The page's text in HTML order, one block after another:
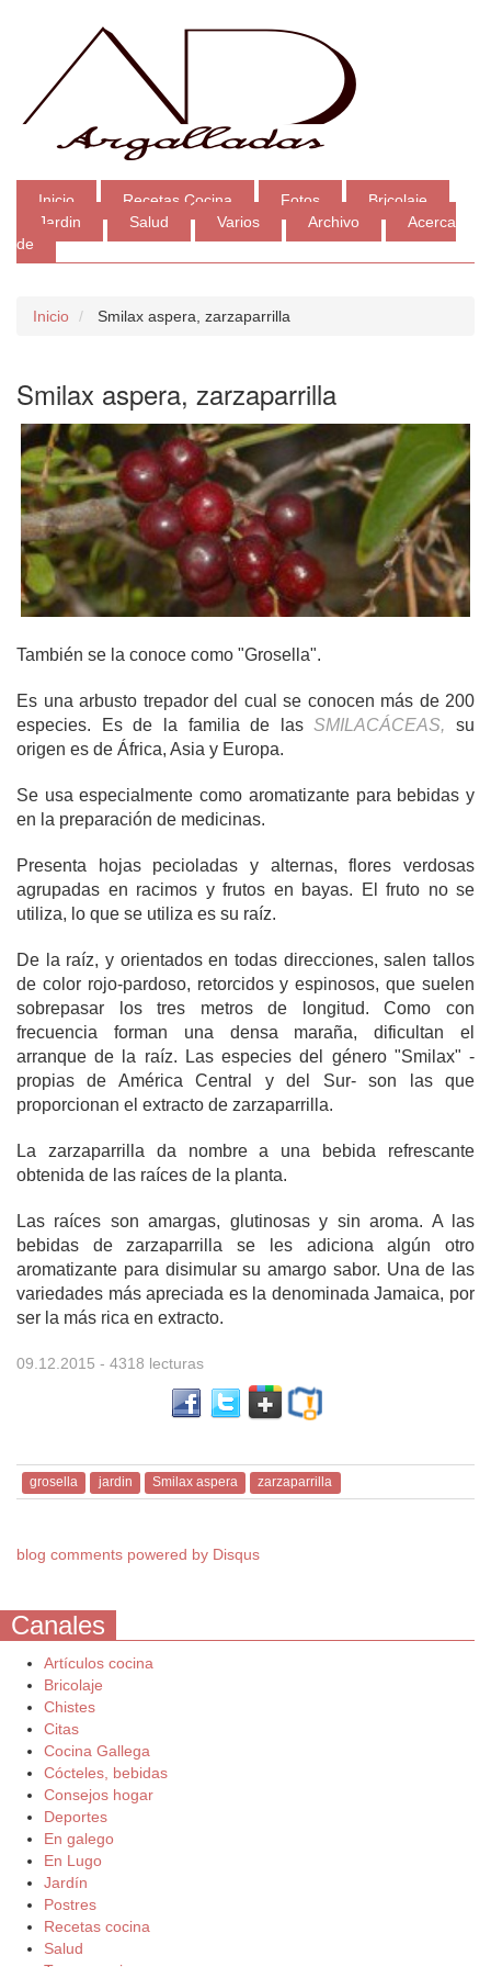
Inicio Recetas Cocina Fotos
Bricolaje
Jardin
Salud Varios Archivo
Acerca
de
Inicio Smilax aspera, zarzaparrilla
Smilax aspera, zarzaparrilla
También se la conoce como "Grosella".
Es una arbusto trepador del cual se conocen más de 200
especies. Es de la familia de lasSMILACÁCEAS, su
origen es de África, Asia y Europa.
Se usa especialmente como aromatizante para bebidas y
en la preparación de medicinas.
Presenta hojas pecioladas y alternas, flores verdosas
agrupadas en racimos y frutos en bayas. El fruto no se
utiliza, lo que se utiliza es su raíz.
De la raíz, y orientados en todas direcciones, salen tallos
de color rojo-pardoso, retorcidos y espinosos, que suelen
sobrepasar los tres metros de longitud. Como con
frecuencia forman una densa maraña, dificultan el
arranque de la raíz. Las especies del género "Smilax" -
propias de América Central y del Sur- son las que
proporcionan el extracto de zarzaparrilla.
La zarzaparrilla da nombre a una bebida refrescante
obtenida de las raíces de la planta.
Las raíces son amargas, glutinosas y sin aroma. A las
bebidas de zarzaparrilla se les adiciona algún otro
aromatizante para disimular su amargo sabor. Una de las
variedades más apreciada es la denominada Jamaica, por
ser la más rica en extracto.
09.12.2015 - 4318 lecturas
grosella jardin Smilax aspera zarzaparrilla
blog comments powered by Disqus
Canales
Artículos cocina
Bricolaje
Chistes
Citas
Cocina Gallega
Cócteles, bebidas
Consejos hogar
Deportes
En galego
En Lugo
Jardín
Postres
Recetas cocina
Salud